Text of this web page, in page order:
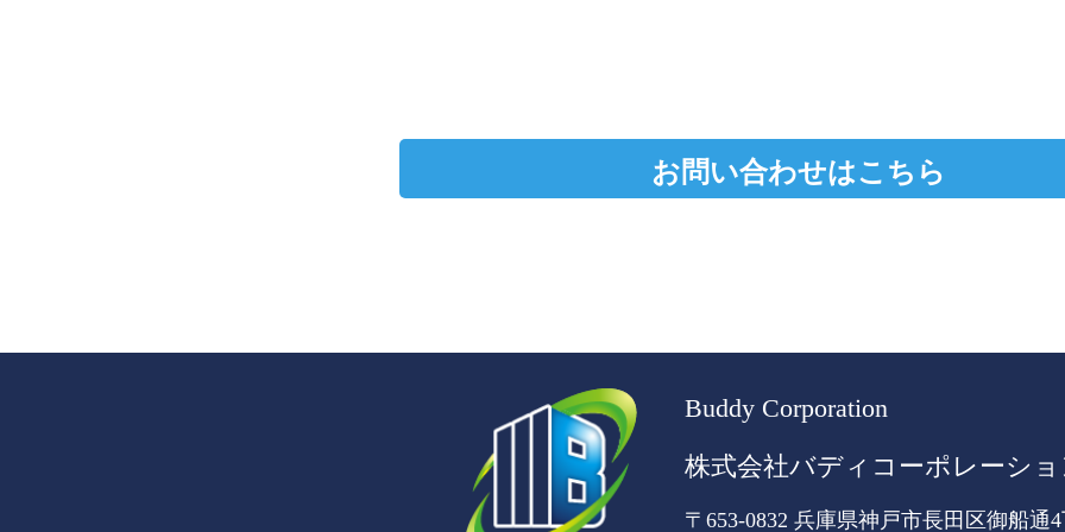
お問い合わせはこちら
Buddy Corporation
株式会社バディコーポレーショ
〒653-0832 兵庫県神戸市長田区御船通